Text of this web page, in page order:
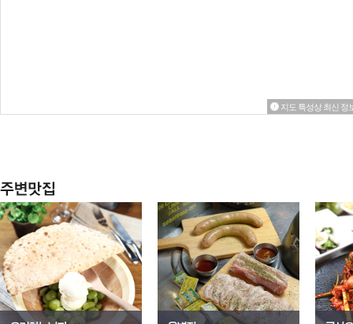
지도 특성상 최신 정